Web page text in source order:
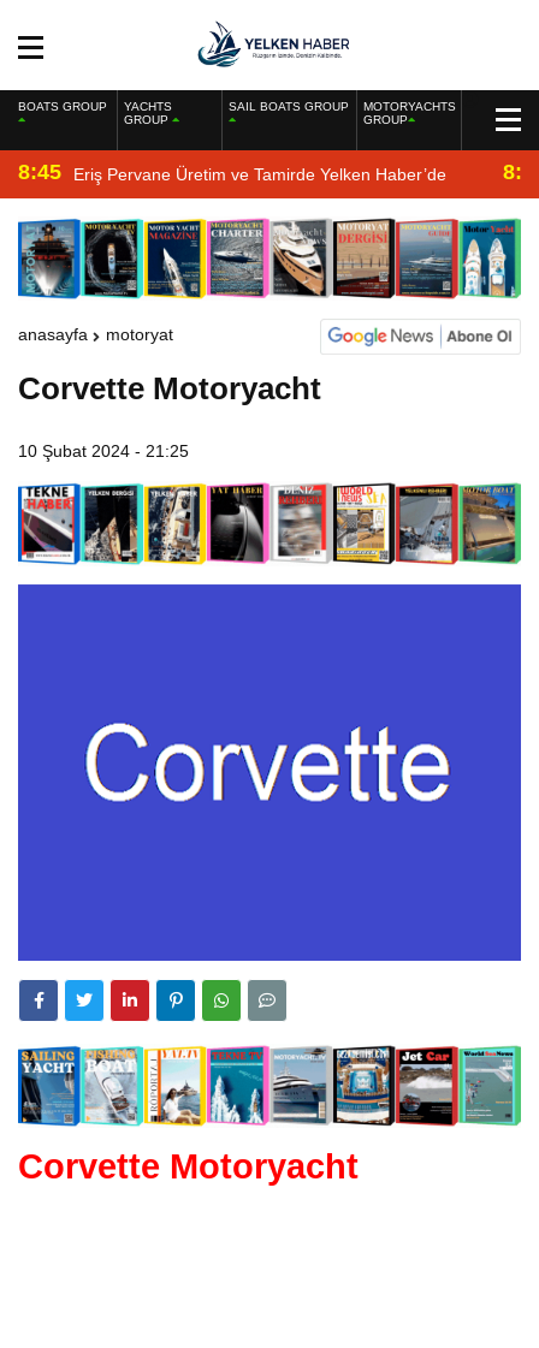
BOATS GROUP
YACHTS
GROUP
SAIL BOATS GROUP
MOTORYACHTS
GROUP
8:45 Eriş Pervane Üretim ve Tamirde Yelken Haber’de
anasayfa motoryat
Corvette Motoryacht
10 Şubat 2024 - 21:25
Corvette Motoryacht